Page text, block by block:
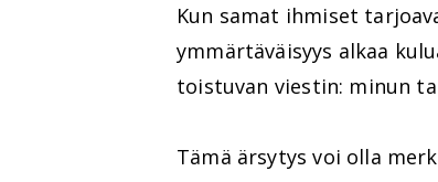
Kun samat ihmiset
ymmärtäväisyys alkaa
toistuvan viestin: minun
Tämä ärsytys voi olla